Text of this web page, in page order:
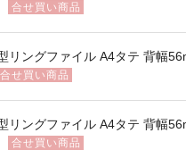
合せ買い商品
リングファイル A4タテ 背幅
合せ買い商品
リングファイル A4タテ 背幅
合せ買い商品